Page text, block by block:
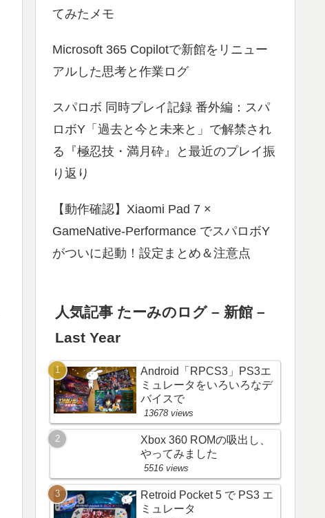
てみたメモ
Microsoft 365 Copilotで新館をリニュー
アルした思考と作業ログ
スパロボ 同時プレイ記録 番外編：スパ
ロボY「過去と今と未来と」で解禁され
る『極忍技・満月砕』と最近のプレイ振
り返り
【動作確認】Xiaomi Pad 7 ×
GameNative-Performance でスパロボY
がついに起動！設定まとめ＆注意点
人気記事 たーみのログ – 新館 –
Last Year
Android「RPCS3」PS3エ
ミュレータをいろいろなデ
バイスで
13678 views
Xbox 360 ROMの吸出し、
やってみました
5516 views
Retroid Pocket 5 で PS3 エ
ミュレータ